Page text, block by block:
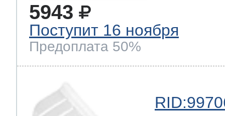
5943
Поступит 16 ноября
Предоплата 50%